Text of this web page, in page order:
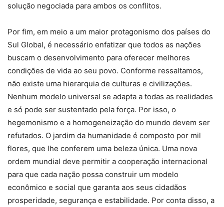
solução negociada para ambos os conflitos.
Por fim, em meio a um maior protagonismo dos países do
Sul Global, é necessário enfatizar que todos as nações
buscam o desenvolvimento para oferecer melhores
condições de vida ao seu povo. Conforme ressaltamos,
não existe uma hierarquia de culturas e civilizações.
Nenhum modelo universal se adapta a todas as realidades
e só pode ser sustentado pela força. Por isso, o
hegemonismo e a homogeneização do mundo devem ser
refutados. O jardim da humanidade é composto por mil
flores, que lhe conferem uma beleza única. Uma nova
ordem mundial deve permitir a cooperação internacional
para que cada nação possa construir um modelo
econômico e social que garanta aos seus cidadãos
prosperidade, segurança e estabilidade. Por conta disso, a